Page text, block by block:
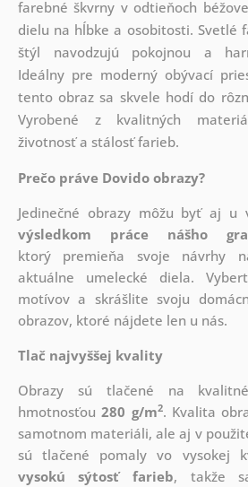
farebné škvrny v odtieňoch
dielu na hĺbke a osobitosti. Svetlé
štýl navodzujú pokojnou a
Ideálny pre moderný obývací
tento obraz sa skvele hodí do
Vyrobené z kvalitných
životnosť a stálosť farieb.
Prečo práve Dovido obrazy?
Jedinečné obrazy môžu byť aj u
výsledkom práce nášho
ktorý premieňa svoje návrhy
aktuálne umelecké diela.
motívov a skrášlite svoju
obrazov, ktoré nájdete len u nás.
Tlač najvyššej kvality
Obrazy sú tlačené na
hmotnosťou280 g/m2. Kvalita
samotnom materiáli, ale aj v
sú tlačené pomaly vo vysokej
vysokú sýtosť farieb, takže